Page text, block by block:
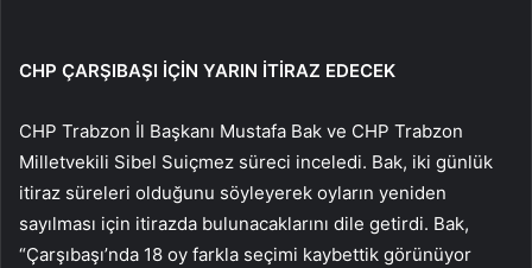
CHP ÇARŞIBAŞI İÇİN YARIN İTİRAZ EDECEK
CHP Trabzon İl Başkanı Mustafa Bak ve CHP Trabzon
Milletvekili Sibel Suiçmez süreci inceledi. Bak, iki günlük
itiraz süreleri olduğunu söyleyerek oyların yeniden
sayılması için itirazda bulunacaklarını dile getirdi. Bak,
“Çarşıbaşı’nda 18 oy farkla seçimi kaybettik görünüyor